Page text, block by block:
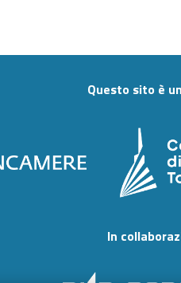
Questo sito è
In